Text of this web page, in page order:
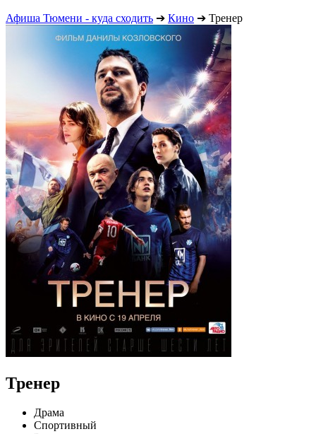
Афиша Тюмени - куда сходить ➔ Кино ➔ Тренер
Тренер
Драма
Спортивный